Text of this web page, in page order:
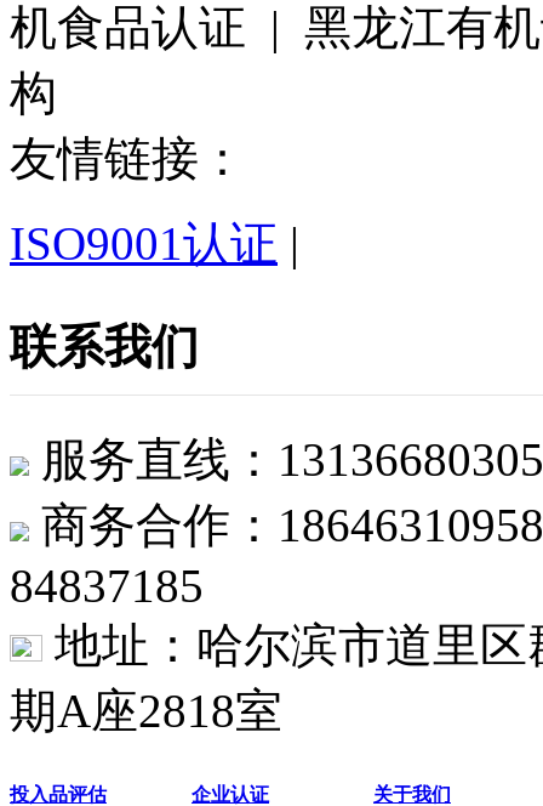
机食品认证 | 黑龙江有
构
友情链接：
ISO9001认证 |
联系我们
服务直线：
商务合作：
84837185
地址：哈尔滨市道里
期A座2818室
投入品评估 企业认证 关于我们